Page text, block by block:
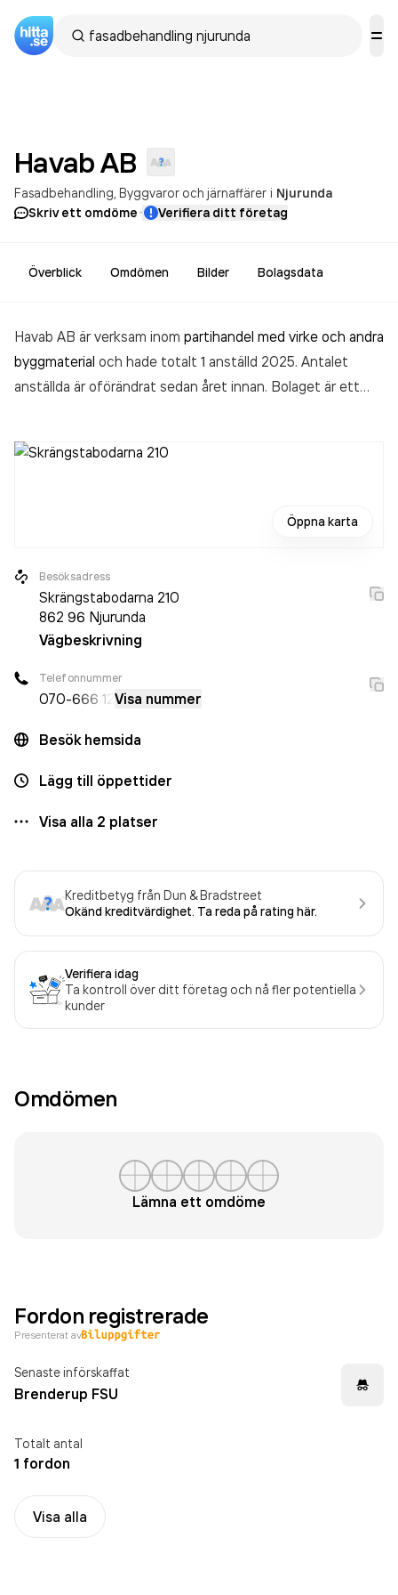
HavabAB
Fasadbehandling Byggvaror och järnaffärer i Njurunda
Skriv ett omdöme· Verifiera ditt företag
Överblick Omdömen Bilder Bolagsdata
Havab AB är verksam inom partihandel med virke och andra
byggmaterial och hade totalt 1 anställd 2025. Antalet
anställda är oförändrat sedan året innan. Bolaget är ett
Öppna karta
Besöksadress
Skrängstabodarna 210
862 96 Njurunda
Vägbeskrivning
Telefonnummer
070-666 12 Visa nummer
Besök hemsida
Lägg till öppettider
Visa alla 2 platser
Kreditbetyg från Dun & Bradstreet
Okänd kreditvärdighet. Ta reda på rating här.
Verifiera idag
Ta kontroll över ditt företag och nå fler potentiella
kunder
Omdömen
Lämna ett omdöme
Fordon registrerade
Presenterat av
Senaste införskaffat
Brenderup FSU
Totalt antal
1 fordon
Visa alla